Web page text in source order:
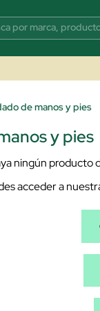
de manos y pies
y pies
ningún producto
acceder a